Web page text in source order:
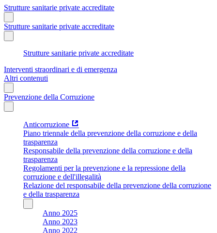
Strutture sanitarie private accreditate
Strutture sanitarie private accreditate
Strutture sanitarie private accreditate
Interventi straordinari e di emergenza
Altri contenuti
Prevenzione della Corruzione
Anticorruzione
Piano triennale della prevenzione della corruzione e della
trasparenza
Responsabile della prevenzione della corruzione e della
trasparenza
Regolamenti per la prevenzione e la repressione della
corruzione e dell'illegalità
Relazione del responsabile della prevenzione della corruzione
e della trasparenza
Anno 2025
Anno 2023
Anno 2022